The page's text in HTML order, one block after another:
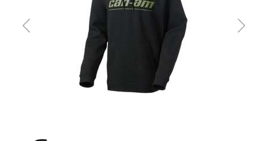
Släpvagnar & Skylift